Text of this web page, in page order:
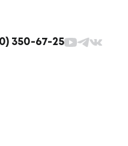
350-67-25